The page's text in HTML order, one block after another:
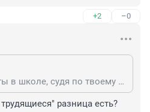
+2 –0
Ленился и хихикал ты в школе, судя по твоему комментарию. Названия стран по-русски пишутся с прописной буквы, ленивых работников нигде не держат, а финансируется медицина ОМС за счёт взносов в фонд ОМС, которые платят все трудящиеся — и местные и неместные. Теперь вопрос к тебе: на кого работаешь, распространяя чушь о людях и заведомо лживые сведения об ОМС?
разница есть?